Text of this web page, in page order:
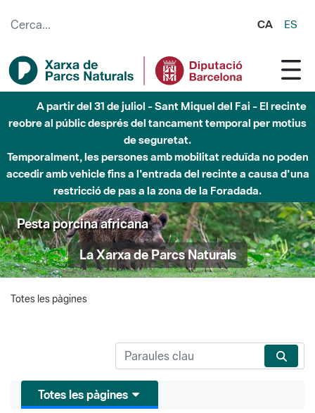
CA ES
A partir del 31 de juliol - Sant Miquel del Fai - El recinte
reobre al públic després del tancament temporal per motius
de seguretat.
Temporalment, les persones amb mobilitat reduïda no poden
accedir amb vehicle fins a l'entrada del recinte a causa d'una
restricció de pas a la zona de la Foradada.
Pesta porcina africana
La Xarxa de Parcs Naturals
Totes les pàgines
Totes les pàgines